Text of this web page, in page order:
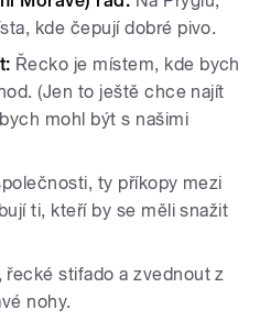
kde čepují dobré pivo.
Řecko je místem, kde bych
(Jen to ještě chce najít
mohl být s našimi
ty příkopy mezi
ti, kteří by se měli snažit
řecké stifado a zvednout z
nohy.